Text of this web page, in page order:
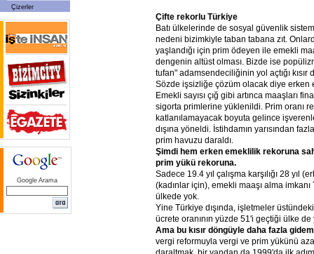
Çizerler
Google Arama
Çifte rekorlu Türkiye
Batı ülkelerinde de sosyal güvenlik
nedeni bizimkiyle taban tabana zıt.
yaşlandığı için prim ödeyen ile emekli
dengenin altüst olması. Bizde ise
tufan" adamsendeciliğinin yol açtığı kısır
Sözde işsizliğe çözüm olacak diye erken
Emekli sayısı çığ gibi artınca maaşları
sigorta primlerine yüklenildi. Prim oranı
katlanılamayacak boyuta gelince
dışına yöneldi. İstihdamın yarısından
prim havuzu daraldı.
Şimdi hem erken emeklilik rekoruna
prim yükü rekoruna.
Sadece 19.4 yıl çalışma karşılığı 28 yıl
(kadınlar için), emekli maaşı alma imkanı
ülkede yok.
Yine Türkiye dışında, işletmeler
ücrete oranının yüzde 51'i geçtiği ülke de
Ama bu kısır döngüyle daha fazla
vergi reformuyla vergi ve prim yükünü